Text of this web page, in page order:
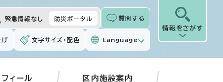
緊急情報なし 防災ポータル 質問する
げ 文字サイズ・配色 Language
情報をさがす
ィール 区内施設案内